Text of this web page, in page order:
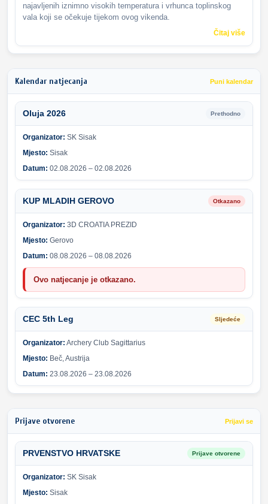
najavljenih iznimno visokih temperatura i vrhunca toplinskog
vala koji se očekuje tijekom ovog vikenda.
Čitaj više
Kalendar natjecanja Puni kalendar
Oluja 2026 Prethodno
Organizator: SK Sisak
Mjesto: Sisak
Datum: 02.08.2026 – 02.08.2026
KUP MLADIH GEROVO Otkazano
Organizator: 3D CROATIA PREZID
Mjesto: Gerovo
Datum: 08.08.2026 – 08.08.2026
Ovo natjecanje je otkazano.
CEC 5th Leg Sljedeće
Organizator: Archery Club Sagittarius
Mjesto: Beč, Austrija
Datum: 23.08.2026 – 23.08.2026
Prijave otvorene Prijavi se
PRVENSTVO HRVATSKE Prijave otvorene
Organizator: SK Sisak
Mjesto: Sisak